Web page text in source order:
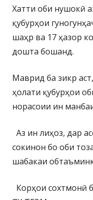
Хатти оби нушокӣ
қубурҳои
шаҳр ва 17 ҳазор
дошта бошанд.
Маврид ба зикр
ҳолати қубурҳои
норасоии ин
Аз ин лиҳоз, дар
сокинон бо оби
шабакаи
Корҳои сохтмонӣ